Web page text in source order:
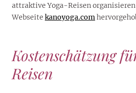
attraktive Yoga-Reisen
Webseite kanoyoga.com
Kostenschätzung
Reisen